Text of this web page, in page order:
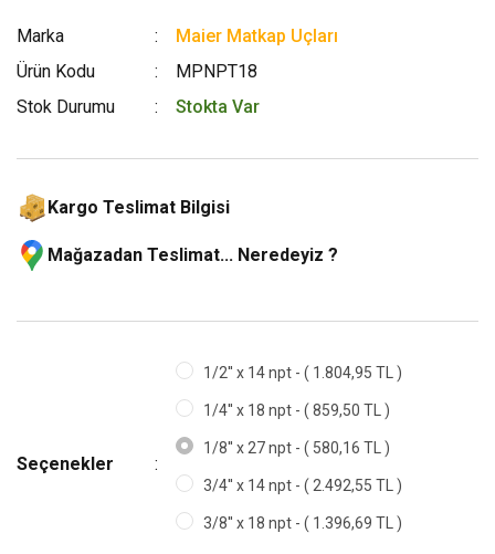
Marka
Maier Matkap Uçları
Ürün Kodu
MPNPT18
Stok Durumu
Stokta Var
Kargo Teslimat Bilgisi
Mağazadan Teslimat... Neredeyiz ?
Seçenekler
1/2'' x 14 npt - ( 1.804,95 TL )
1/4'' x 18 npt - ( 859,50 TL )
1/8'' x 27 npt - ( 580,16 TL )
3/4'' x 14 npt - ( 2.492,55 TL )
3/8'' x 18 npt - ( 1.396,69 TL )